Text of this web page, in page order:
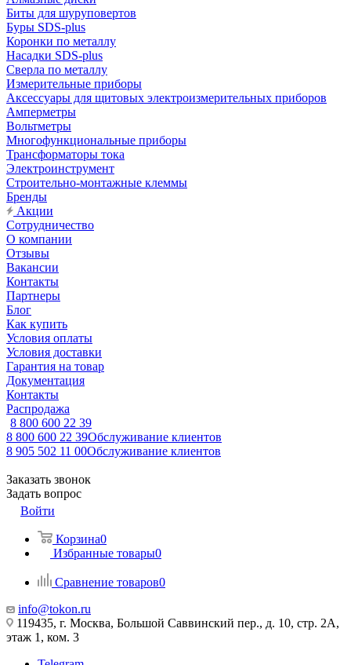
Биты для шуруповертов
Буры SDS-plus
Коронки по металлу
Насадки SDS-plus
Сверла по металлу
Измерительные приборы
Аксессуары для щитовых электроизмерительных приборов
Амперметры
Вольтметры
Многофункциональные приборы
Трансформаторы тока
Электроинструмент
Строительно-монтажные клеммы
Бренды
Акции
Сотрудничество
О компании
Отзывы
Вакансии
Контакты
Партнеры
Блог
Как купить
Условия оплаты
Условия доставки
Гарантия на товар
Документация
Контакты
Распродажа
8 800 600 22 39
8 800 600 22 39Обслуживание клиентов
8 905 502 11 00Обслуживание клиентов
Заказать звонок
Задать вопрос
Войти
Корзина0
Избранные товары0
Сравнение товаров0
info@tokon.ru
119435, г. Москва, Большой Саввинский пер., д. 10, стр. 2А,
этаж 1, ком. 3